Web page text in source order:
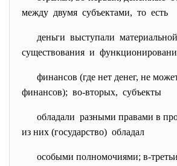
между двумя субъектами, то есть
деньги выступали
существования и
финансов (где нет денег, не
финансов); во-вторых, субъекты
обладали разными правами в
из них (государство) обладал
особыми полномочиями; в-